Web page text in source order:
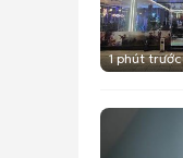
1 phút trước